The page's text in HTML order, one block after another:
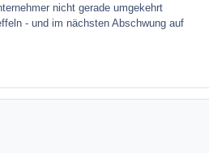
nicht gerade umgekehrt
- und im nächsten Abschwung auf